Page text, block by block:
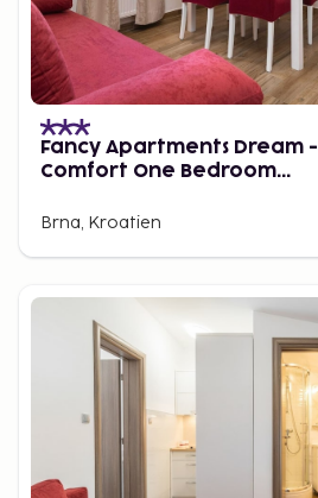
Fancy Apartments Dream -
Comfort One Bedroom
Sea View
Brna, Kroatien